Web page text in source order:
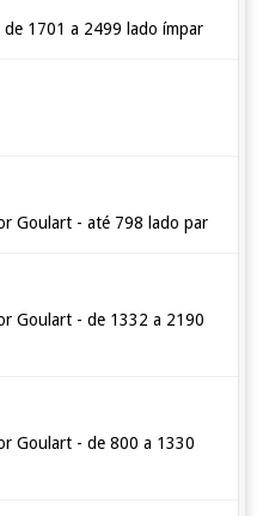
de 1701 a 2499 lado ímpar
Goulart - até 798 lado par
Goulart - de 1332 a 2190
Goulart - de 800 a 1330